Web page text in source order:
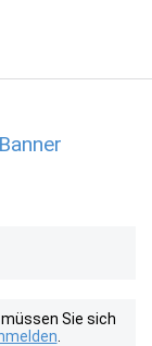
Sie sich